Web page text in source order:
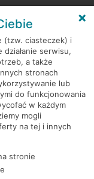
(tzw. ciasteczek) i
serwisu,
a także
stronach
lub
do funkcjonowania
w każdym
mogli
na tej i innych
stronie